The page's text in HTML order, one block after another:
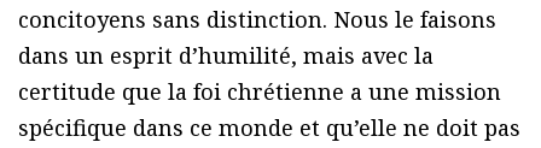
concitoyens sans distinction. Nous le faisons
dans un esprit d’humilité, mais avec la
certitude que la foi chrétienne a une mission
spécifique dans ce monde et qu’elle ne doit pas